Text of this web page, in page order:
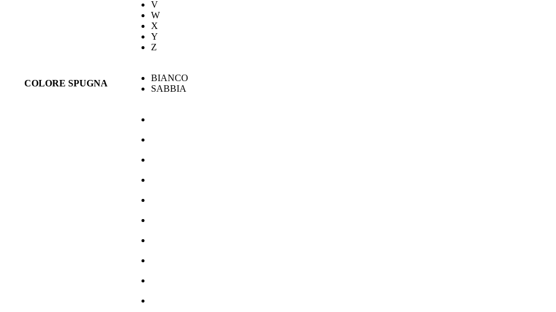
V
W
X
Y
Z
COLORE SPUGNA
BIANCO
SABBIA